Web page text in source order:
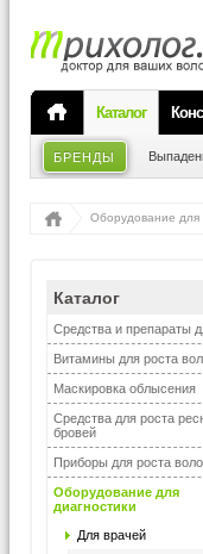
Каталог
БРЕНДЫ
Оборудование для
Каталог
Средства и препараты
Витамины для роста
Маскировка облысения
Средства для роста
бровей
Приборы для роста
Оборудование для
диагностики
Для врачей